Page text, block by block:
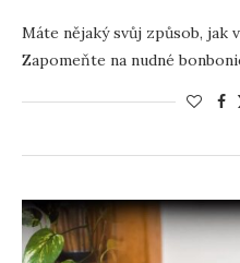
Máte nějaký svůj způsob, jak
Zapomeňte na nudné